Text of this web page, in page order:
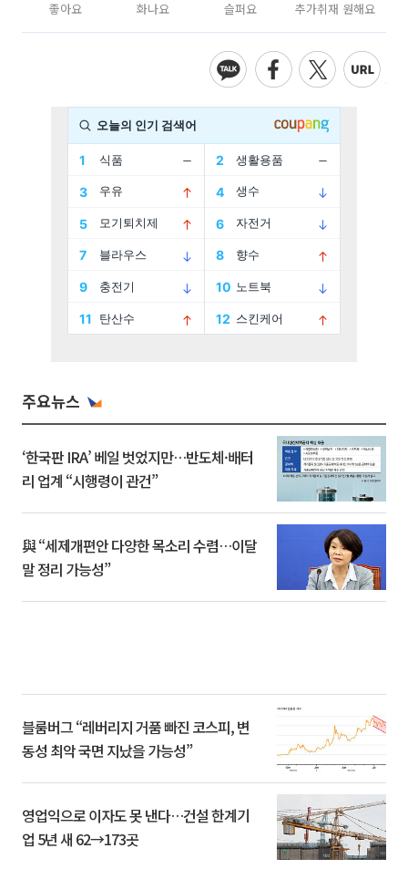
좋아요 화나요 슬퍼요 추가취재 원해요
주요뉴스
‘한국판 IRA’ 베일 벗었지만…반도체·배터
리 업계 “시행령이 관건”
與 “세제개편안 다양한 목소리 수렴…이달
말 정리 가능성”
블룸버그 “레버리지 거품 빠진 코스피, 변
동성 최악 국면 지났을 가능성”
영업익으로 이자도 못 낸다…건설 한계기
업 5년 새 62→173곳